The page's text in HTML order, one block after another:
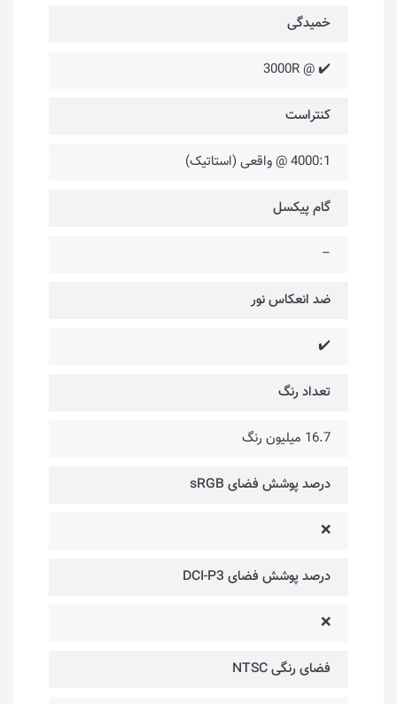
خمیدگی
✔️ @ 3000R
کنتراست
4000:1 @ واقعی (استاتیک)
گام پیکسل
–
ضد انعکاس نور
✔️
تعداد رنگ
16.7 میلیون رنگ
درصد پوشش فضای sRGB
❌
درصد پوشش فضای DCI-P3
❌
فضای رنگی NTSC